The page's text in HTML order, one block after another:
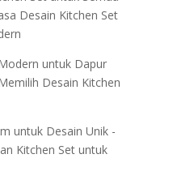
Desain Kitchen Set
untuk Dapur
Desain Kitchen
untuk Desain Unik -
Kitchen Set untuk